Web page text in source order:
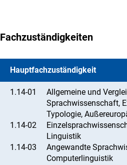
Fachzuständigkeiten
Hauptfachzuständigkeit
1.14-01
Allgemeine und
Sprachwissenschaft,
Typologie,
1.14-02
Linguistik
1.14-03
Angewandte
Computerlinguistik